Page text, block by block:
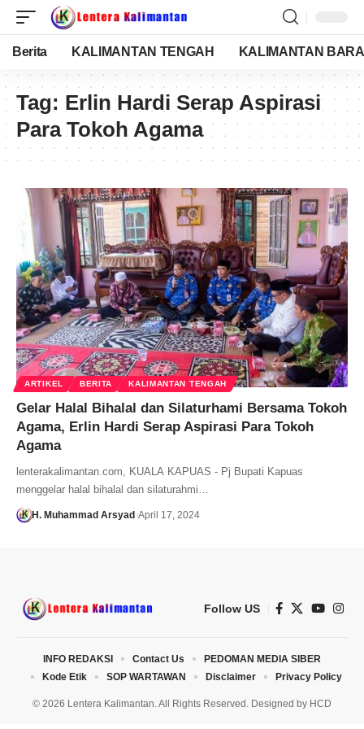
Berita KALIMANTAN TENGAH KALIMANTAN
Tag: Erlin Hardi Serap Aspirasi
Para Tokoh Agama
ARTIKEL BERITA KALIMANTAN TENGAH
Gelar Halal Bihalal dan Silaturhami Bersama Tokoh
Agama, Erlin Hardi Serap Aspirasi Para Tokoh
Agama
lenterakalimantan.com, KUALA KAPUAS - Pj Bupati Kapuas
menggelar halal bihalal dan silaturahmi…
H. Muhammad Arsyad April 17, 2024
Follow US
© 2026 Lentera Kalimantan. All Rights Reserved. Designed by HCD
INFO REDAKSI Contact Us
PEDOMAN MEDIA SIBER
Kode Etik
SOP WARTAWAN Disclaimer Privacy Policy